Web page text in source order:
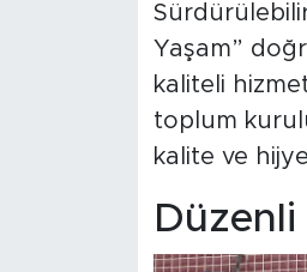
Yaşam”
kaliteli
toplum
kalite ve